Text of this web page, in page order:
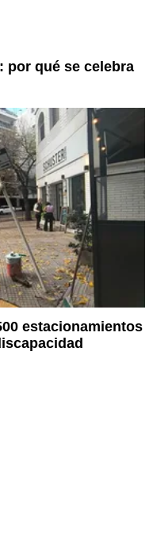
por qué se celebra
estacionamientos